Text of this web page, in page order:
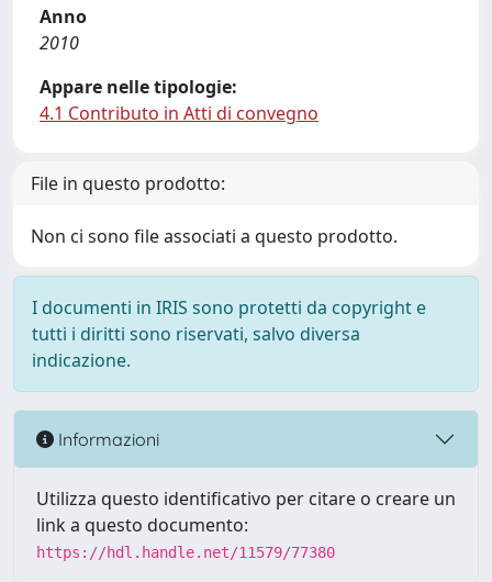
Anno
2010
Appare nelle tipologie:
4.1 Contributo in Atti di convegno
File in questo prodotto:
Non ci sono file associati a questo prodotto.
I documenti in IRIS sono protetti da copyright e
tutti i diritti sono riservati, salvo diversa
indicazione.
Informazioni
Utilizza questo identificativo per citare o creare un
link a questo documento:
https://hdl.handle.net/11579/77380